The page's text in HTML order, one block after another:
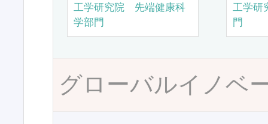
工学研究院 先端健康科
学部門
工学研
門
グローバルイノベ